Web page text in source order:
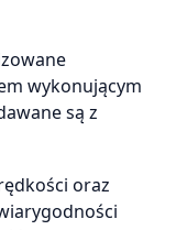
wykonującym
są z
oraz